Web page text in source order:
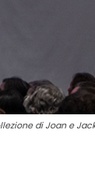
di Joan e